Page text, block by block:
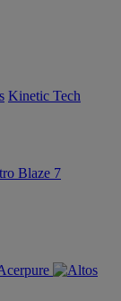
Kinetic Tech
Blaze 7